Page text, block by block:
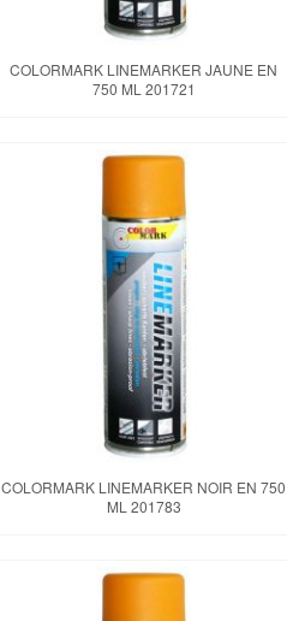
COLORMARK LINEMARKER JAUNE EN
750 ML 201721
COLORMARK LINEMARKER NOIR EN 750
ML 201783